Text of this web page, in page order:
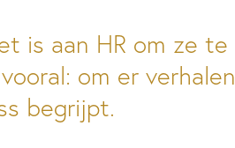
is aan HR om ze te
om er verhalen
begrijpt.